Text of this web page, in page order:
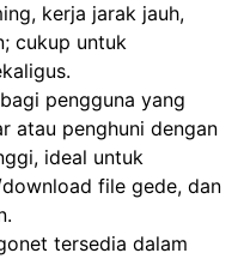
kerja jarak jauh,
cukup untuk
pengguna yang
atau penghuni dengan
ideal untuk
file gede, dan
tersedia dalam